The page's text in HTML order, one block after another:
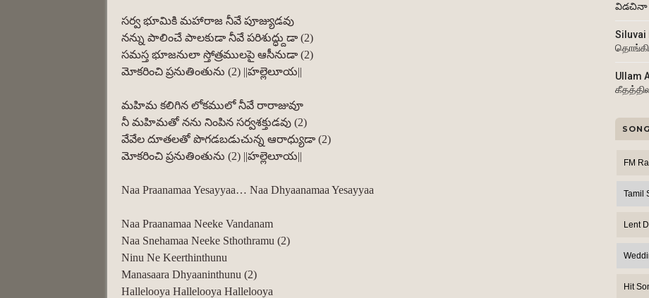
సర్వ భూమికి మహారాజ నీవే పూజ్యుడవు
నన్ను పాలించే పాలకుడా నీవే పరిశుద్ధ్దుడా (2)
సమస్త భూజనులా స్తోత్రములపై ఆసీనుడా (2)
మోకరించి ప్రనుతింతును (2) ||హల్లెలూయ||
మహిమ కలిగిన లోకములో నీవే రారాజువూ
నీ మహిమతో నను నింపిన సర్వశక్తుడవు (2)
వేవేల దూతలతో పొగడబడుచున్న ఆరాధ్యుడా (2)
మోకరించి ప్రనుతింతును (2) ||హల్లెలూయ||
Naa Praanamaa Yesayyaa… Naa Dhyaanamaa Yesayyaa
Naa Praanamaa Neeke Vandanam
Naa Snehamaa Neeke Sthothramu (2)
Ninu Ne Keerthinthunu
Manasaara Dhyaaninthunu (2)
Hallelooya Hallelooya Hallelooya
విడచినా :
Siluvai
Ullam
FM
Tamil
Lent
Hit